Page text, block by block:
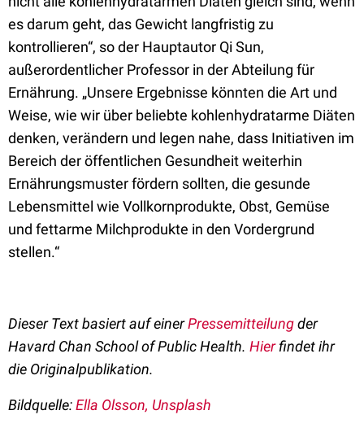
es darum geht, das Gewicht langfristig zu
kontrollieren“, so der Hauptautor Qi Sun,
außerordentlicher Professor in der Abteilung für
Ernährung. „Unsere Ergebnisse könnten die Art und
Weise, wie wir über beliebte kohlenhydratarme Diäten
denken, verändern und legen nahe, dass Initiativen im
Bereich der öffentlichen Gesundheit weiterhin
Ernährungsmuster fördern sollten, die gesunde
Lebensmittel wie Vollkornprodukte, Obst, Gemüse
und fettarme Milchprodukte in den Vordergrund
stellen.“
Dieser Text basiert auf einerPressemitteilungder
Havard Chan School of Public Health. Hierfindet ihr
die Originalpublikation.
Bildquelle:Ella Olsson, Unsplash